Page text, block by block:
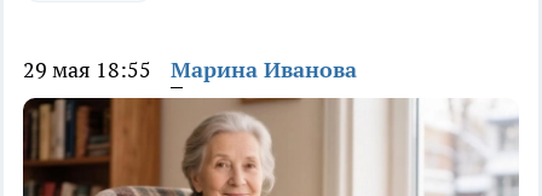
29 мая 18:55 Марина Иванова